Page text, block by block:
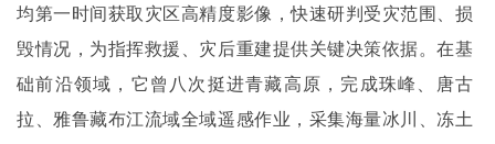
均第一时间获取灾区高精度影像，快速研判受灾范围、损
毁情况，为指挥救援、灾后重建提供关键决策依据。在基
础前沿领域，它曾八次挺进青藏高原，完成珠峰、唐古
拉、雅鲁藏布江流域全域遥感作业，采集海量冰川、冻土